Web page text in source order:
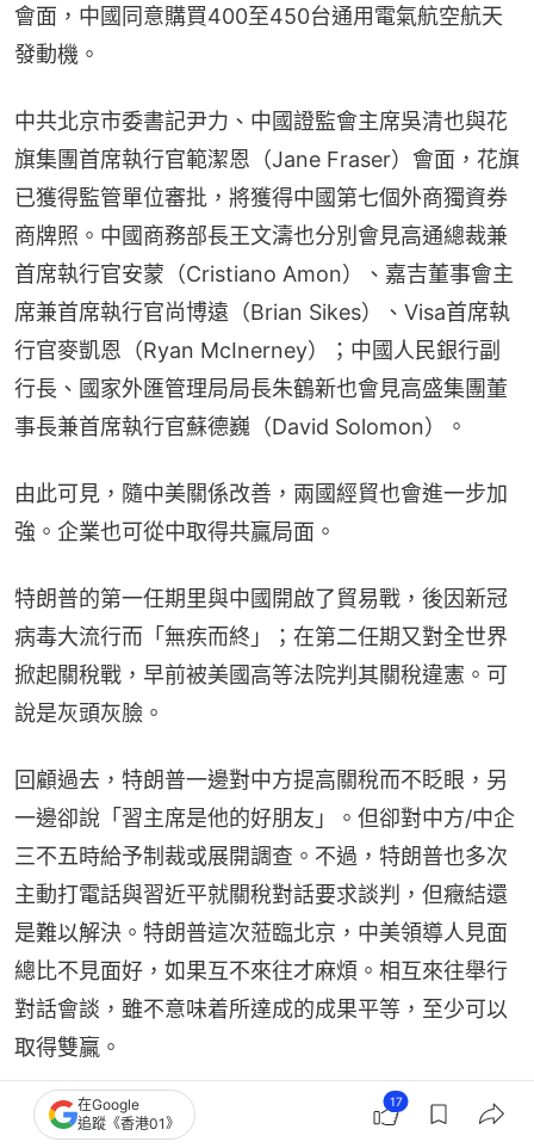
會面，中國同意購買400至450台通用電氣航空航天
發動機。
中共北京市委書記尹力、中國證監會主席吳清也與花
旗集團首席執行官範潔恩（Jane Fraser）會面，花旗
已獲得監管單位審批，將獲得中國第七個外商獨資券
商牌照。中國商務部長王文濤也分別會見高通總裁兼
首席執行官安蒙（Cristiano Amon）、嘉吉董事會主
席兼首席執行官尚博遠（Brian Sikes）、Visa首席執
行官麥凱恩（Ryan McInerney）；中國人民銀行副
行長、國家外匯管理局局長朱鶴新也會見高盛集團董
事長兼首席執行官蘇德巍（David Solomon）。
由此可見，隨中美關係改善，兩國經貿也會進一步加
強。企業也可從中取得共贏局面。
特朗普的第一任期里與中國開啟了貿易戰，後因新冠
病毒大流行而「無疾而終」；在第二任期又對全世界
掀起關稅戰，早前被美國高等法院判其關稅違憲。可
說是灰頭灰臉。
回顧過去，特朗普一邊對中方提高關稅而不眨眼，另
一邊卻說「習主席是他的好朋友」。但卻對中方/中企
三不五時給予制裁或展開調查。不過，特朗普也多次
主動打電話與習近平就關稅對話要求談判，但癥結還
是難以解決。特朗普這次蒞臨北京，中美領導人見面
總比不見面好，如果互不來往才麻煩。相互來往舉行
對話會談，雖不意味着所達成的成果平等，至少可以
取得雙贏。
「習特會」這次構建「中美建設性戰略穩定關係」作
在Google
追蹤《香港01》
17